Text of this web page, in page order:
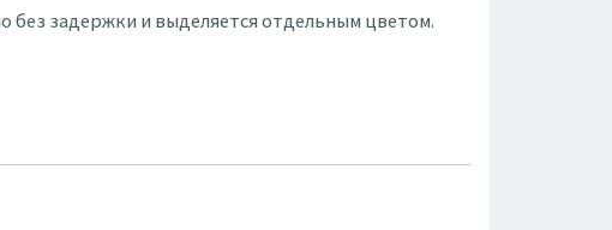
без задержки и выделяется отдельным цветом.